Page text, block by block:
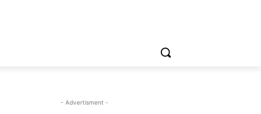
- Advertisment -